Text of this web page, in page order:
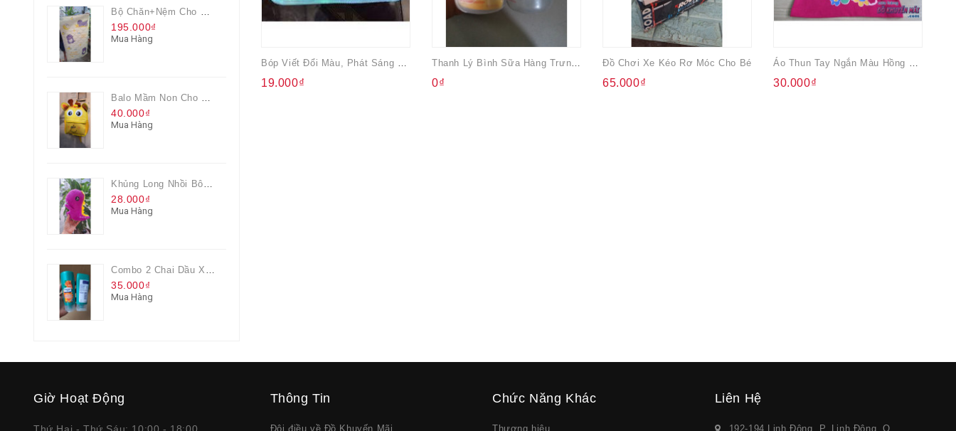
Bộ Chăn+nệm Cho Bé Everon Quà Từ Pediasure
195.000₫
Mua Hàng
Balo Mầm Non Cho Bé Grow Màu Vàng
40.000₫
Mua Hàng
Khủng Long Nhồi Bông Cho Bé Chơi Màu Tím
28.000₫
Mua Hàng
Combo 2 Chai Dầu Xả Rejoice 3IN1 Siêu Mềm Mượt Chai 60ML
35.000₫
Mua Hàng
19.000₫ 0₫
Đồ Chơi Xe Kéo Rơ Móc Cho Bé
65.000₫ 30.000₫
Giờ Hoạt Động Thông Tin
Đôi điều về Đồ Khuyến Mãi
Chức Năng Khác
Thương hiệu
Liên Hệ
192-194 Linh Đông, P. Linh Đông, Q.